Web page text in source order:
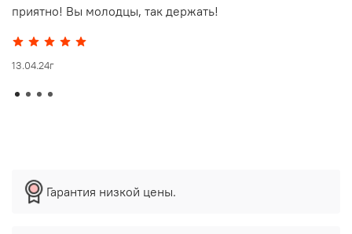
приятно! Вы молодцы, так держать!
13.04.24г
Гарантия низкой цены.